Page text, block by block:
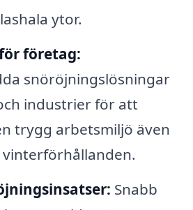
ytor.
företag:
snöröjningslösningar
industrier för att
trygg arbetsmiljö även
Snabb